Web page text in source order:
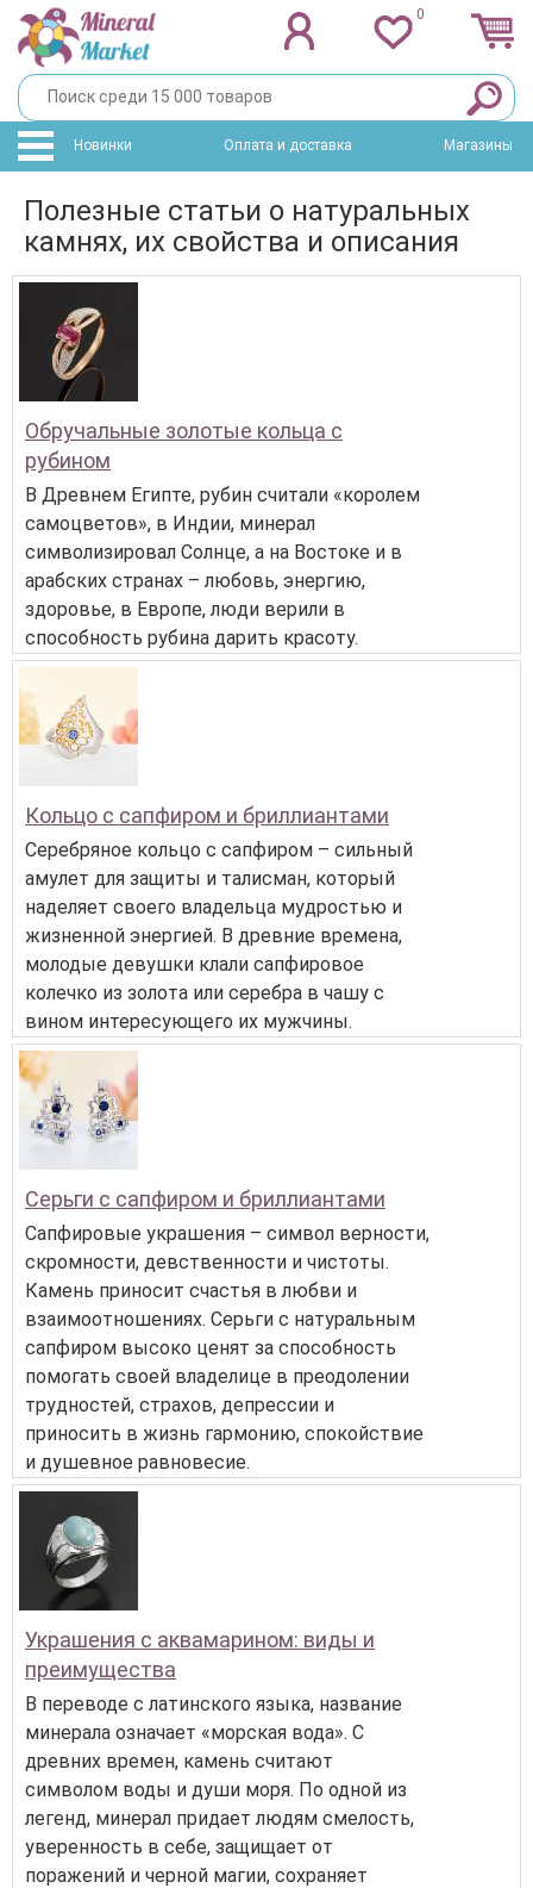
0
Новинки Оплата и доставка Магазины
Полезные статьи о натуральных
камнях, их свойства и описания
Обручальные золотые кольца с
рубином
В Древнем Египте, рубин считали «королем
самоцветов», в Индии, минерал
символизировал Солнце, а на Востоке и в
арабских странах – любовь, энергию,
здоровье, в Европе, люди верили в
способность рубина дарить красоту.
Кольцо с сапфиром и бриллиантами
Серебряное кольцо с сапфиром – сильный
амулет для защиты и талисман, который
наделяет своего владельца мудростью и
жизненной энергией. В древние времена,
молодые девушки клали сапфировое
колечко из золота или серебра в чашу с
вином интересующего их мужчины.
Серьги с сапфиром и бриллиантами
Сапфировые украшения – символ верности,
скромности, девственности и чистоты.
Камень приносит счастья в любви и
взаимоотношениях. Серьги с натуральным
сапфиром высоко ценят за способность
помогать своей владелице в преодолении
трудностей, страхов, депрессии и
приносить в жизнь гармонию, спокойствие
и душевное равновесие.
Украшения с аквамарином: виды и
преимущества
В переводе с латинского языка, название
минерала означает «морская вода». С
древних времен, камень считают
символом воды и души моря. По одной из
легенд, минерал придает людям смелость,
уверенность в себе, защищает от
поражений и черной магии, сохраняет